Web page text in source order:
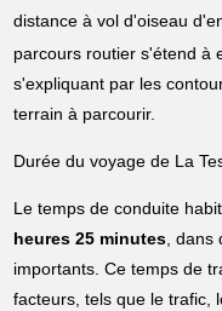
distance à vol d'oiseau
parcours routier s'étend à
s'expliquant par les
terrain à parcourir.
Durée du voyage de La
Le temps de conduite
heures 25 minutes, dans
importants. Ce temps de
facteurs, tels que le trafic,